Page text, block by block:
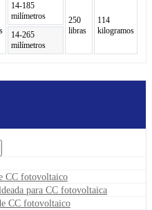
14-185
milímetros
250
libras
114
kilogramos
14-265
milímetros
CC fotovoltaico
para CC fotovoltaica
CC fotovoltaico